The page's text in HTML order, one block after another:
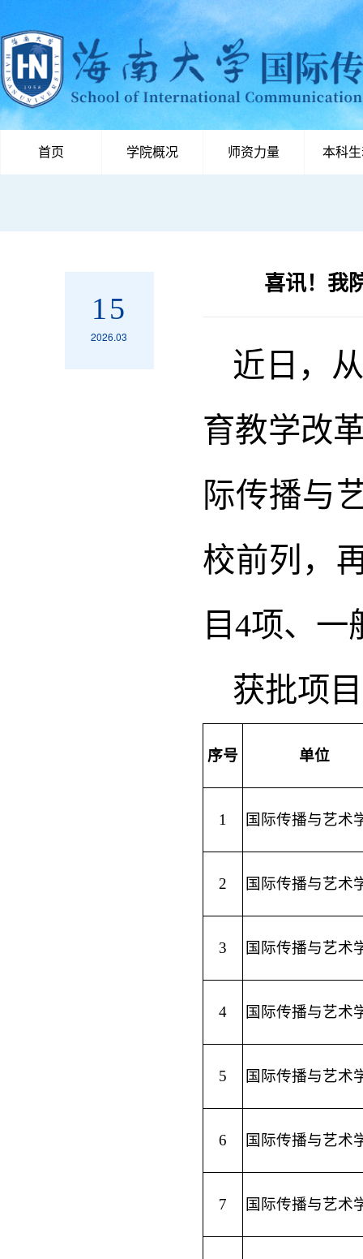
首页 学院概况 师资力量 本科
15
2026.03
喜讯！我
近日，
育教学改
际传播与
校前列，
目4项、
获批项
序号 单位
1 国际传播与艺术
2 国际传播与艺术
3 国际传播与艺术
4 国际传播与艺术
5 国际传播与艺术
6 国际传播与艺术
7 国际传播与艺术